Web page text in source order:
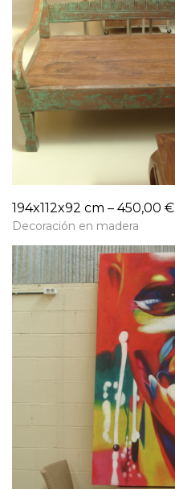
194x112x92 cm – 450,00 €
Decoración en madera